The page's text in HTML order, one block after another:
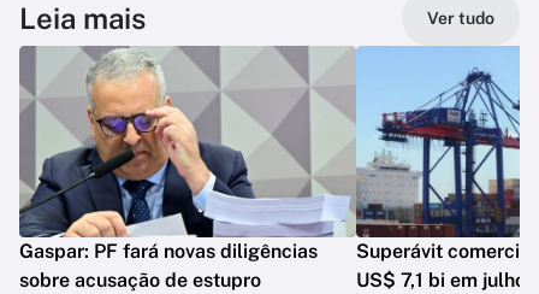
Leia mais Ver tudo
Gaspar: PF fará novas diligências
sobre acusação de estupro
Superávit comercial
US$ 7,1 bi em julho